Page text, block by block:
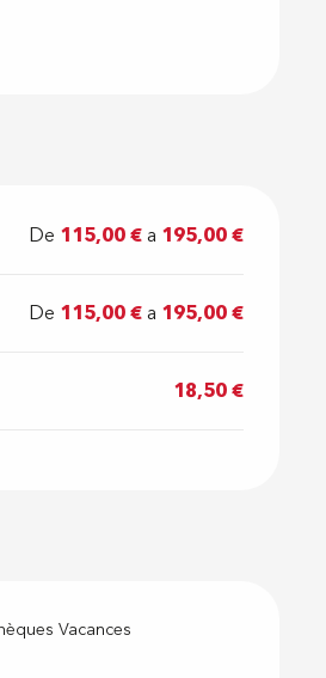
De 115,00 €a 195,00 €
De 115,00 €a 195,00 €
18,50 €
Vacances